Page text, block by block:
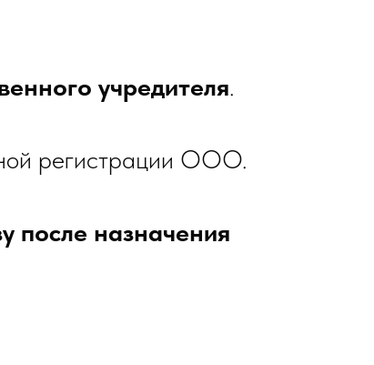
учредителя.
регистрации ООО.
после назначения